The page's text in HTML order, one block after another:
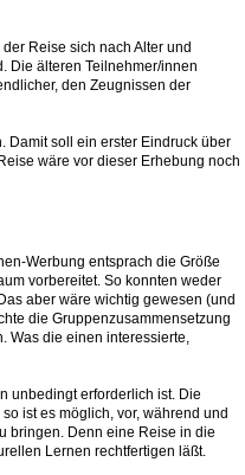
Reise sich nach Alter und
Die älteren Teilnehmer/innen
den Zeugnissen der
Damit soll ein erster Eindruck über
wäre vor dieser Erhebung noch
Werbung entsprach die Größe
vorbereitet. So konnten weder
aber wäre wichtig gewesen (und
die Gruppenzusammensetzung
Was die einen interessierte,
unbedingt erforderlich ist. Die
ist es möglich, vor, während und
bringen. Denn eine Reise in die
Lernen rechtfertigen läßt.